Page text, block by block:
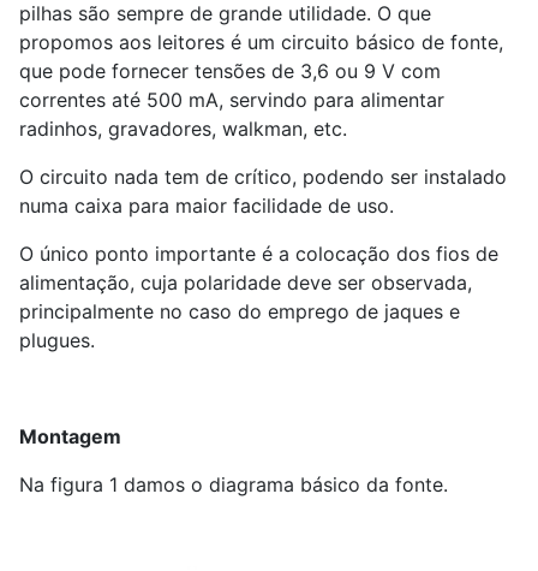
pilhas são sempre de grande utilidade. O que
propomos aos leitores é um circuito básico de fonte,
que pode fornecer tensões de 3,6 ou 9 V com
correntes até 500 mA, servindo para alimentar
radinhos, gravadores, walkman, etc.
O circuito nada tem de crítico, podendo ser instalado
numa caixa para maior facilidade de uso.
O único ponto importante é a colocação dos fios de
alimentação, cuja polaridade deve ser observada,
principalmente no caso do emprego de jaques e
plugues.
Montagem
Na figura 1 damos o diagrama básico da fonte.